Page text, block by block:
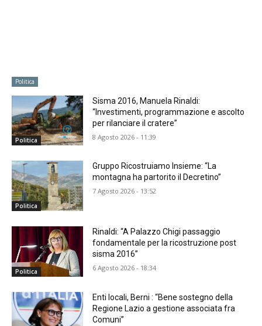
Politica
Politica
Sisma 2016, Manuela Rinaldi:
“Investimenti, programmazione e ascolto
per rilanciare il cratere”
8 Agosto 2026 - 11:39
Politica
Gruppo Ricostruiamo Insieme: “La
montagna ha partorito il Decretino”
7 Agosto 2026 - 13:52
Politica
Rinaldi: “A Palazzo Chigi passaggio
fondamentale per la ricostruzione post
sisma 2016”
6 Agosto 2026 - 18:34
Enti locali, Berni : “Bene sostegno della
Regione Lazio a gestione associata fra
Comuni”